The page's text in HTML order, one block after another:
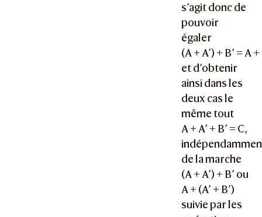
s’agit donc de
pouvoir
égaler
(A + A’) + B’ = A +
et d’obtenir
ainsi dans les
deux cas le
même tout
A + A’ + B’ = C,
de la marche
(A + A’) + B’ ou
A + (A’ + B’)
suivie par les